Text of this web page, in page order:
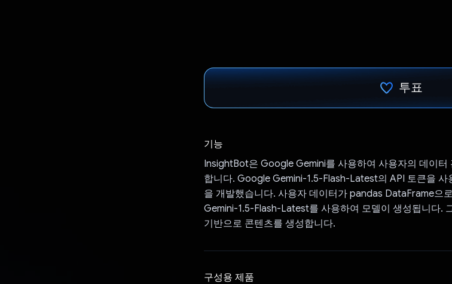
투표
기능
InsightBot은 Google Gemini를 사용하여 사용자의 데이터
합니다. Google Gemini-1.5-Flash-Latest의 API 토큰을
을 개발했습니다. 사용자 데이터가 pandas DataFrame으
Gemini-1.5-Flash-Latest를 사용하여 모델이 생성됩니다.
기반으로 콘텐츠를 생성합니다.
구성용 제품